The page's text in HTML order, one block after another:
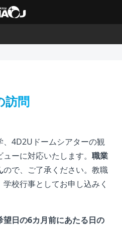
訪問
4D2Uドームシアターの観
ーに対応いたします。 職業
ので、ご了承ください。教職
校行事としてお申し込みく
望日の6カ月前にあたる日の